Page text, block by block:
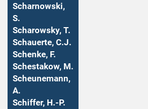
Scharnowski,
S.
Scharowsky, T.
Schauerte, C.J.
Schenke, F.
Schestakow, M.
Scheunemann,
A.
Schiffer, H.-P.